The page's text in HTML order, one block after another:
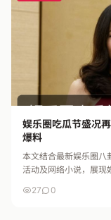
娱乐圈吃瓜节盛况
爆料
本文结合最新娱乐圈八
活动及网络小说，展现
27
0